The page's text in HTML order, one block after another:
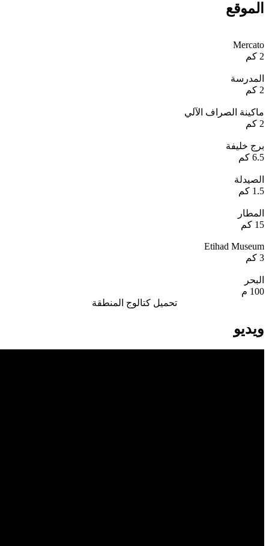
الموقع
Mercato
2 كم
المدرسة
2 كم
ماكينة الصراف الآلي
2 كم
برج خليفة
6.5 كم
الصيدلة
1.5 كم
المطار
15 كم
Etihad Museum
3 كم
البحر
100 م
تحميل كتالوج المنطقة
ویدیو